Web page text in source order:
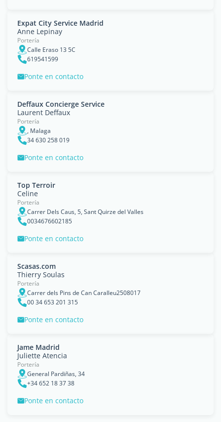
Expat City Service Madrid
Anne Lepinay
Portería
Calle Eraso 13 5C
619541599
Ponte en contacto
Deffaux Concierge Service
Laurent Deffaux
Portería
, Malaga
34 630 258 019
Ponte en contacto
Top Terroir
Celine
Portería
Carrer Dels Caus, 5, Sant Quirze del Valles
0034676602185
Ponte en contacto
Scasas.com
Thierry Soulas
Portería
Carrer dels Pins de Can Caralleu2508017
00 34 653 201 315
Ponte en contacto
Jame Madrid
Juliette Atencia
Portería
General Pardiñas, 34
+34 652 18 37 38
Ponte en contacto